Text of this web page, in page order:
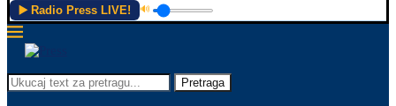
▶️ Radio Press LIVE! 🔊
Pretraga